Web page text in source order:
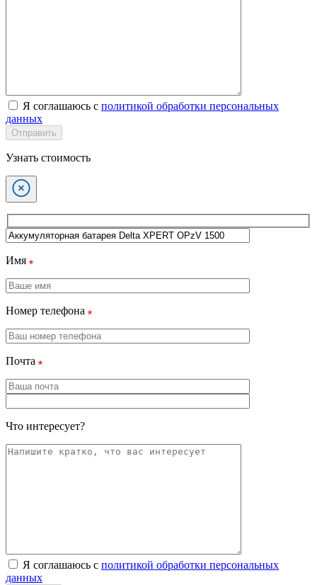
Я соглашаюсь с политикой обработки персональных
данных
Отправить
Узнать стоимость
Имя
Номер телефона
Почта
Что интересует?
Я соглашаюсь с политикой обработки персональных
данных